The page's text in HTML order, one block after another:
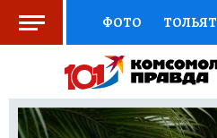
ФОТО
ВЫБОР